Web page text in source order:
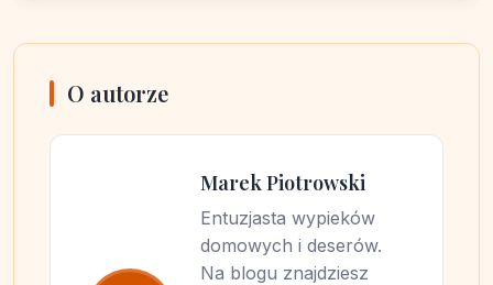
O autorze
Marek Piotrowski
Entuzjasta wypieków
domowych i deserów.
Na blogu znajdziesz